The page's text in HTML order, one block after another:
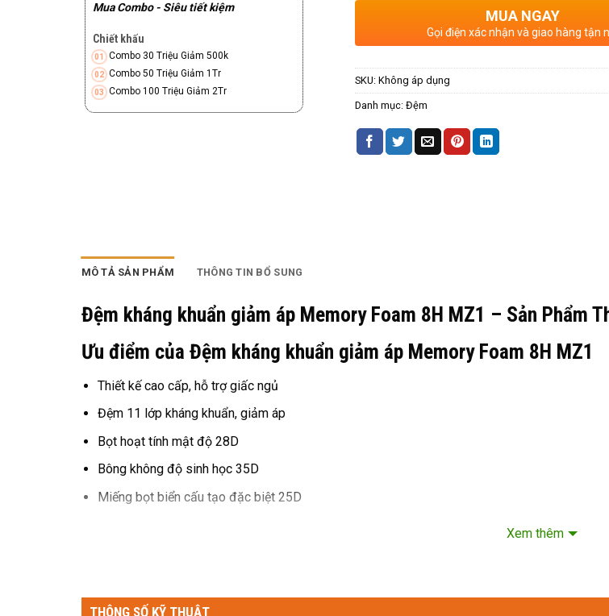
Mua Combo - Siêu tiết kiệm
Chiết khấu
Combo 30 Triệu Giảm 500k
Combo 50 Triệu Giảm 1Tr
Combo 100 Triệu Giảm 2Tr
MUA NGAY
Gọi điện xác nhận và giao hàng tận
SKU:Không áp dụng
Danh mục:Đệm
MÔ TẢ SẢN PHẨM THÔNG TIN BỔ SUNG
Đệm kháng khuẩn giảm áp Memory Foam 8H MZ1 – Sản Phẩm
Ưu điểm của Đệm kháng khuẩn giảm áp Memory Foam 8H MZ1
Thiết kế cao cấp, hỗ trợ giấc ngủ
Đệm 11 lớp kháng khuẩn, giảm áp
Bọt hoạt tính mật độ 28D
Bông không độ sinh học 35D
Miếng bọt biển cấu tạo đặc biệt 25D
Xem thêm
THÔNG SỐ KỸ THUẬT